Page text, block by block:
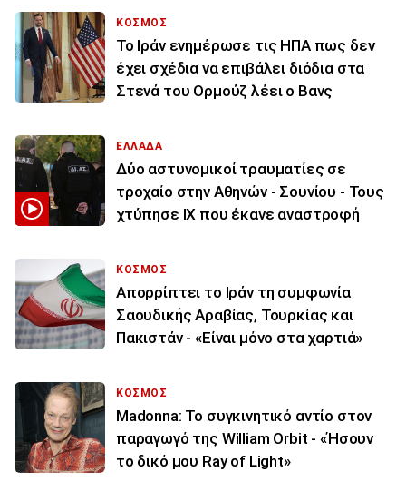
ΚΟΣΜΟΣ
To Ιράν ενημέρωσε τις ΗΠΑ πως δεν
έχει σχέδια να επιβάλει διόδια στα
Στενά του Ορμούζ λέει ο Βανς
ΕΛΛΑΔΑ
Δύο αστυνομικοί τραυματίες σε
τροχαίο στην Αθηνών - Σουνίου - Τους
χτύπησε ΙΧ που έκανε αναστροφή
ΚΟΣΜΟΣ
Απορρίπτει το Ιράν τη συμφωνία
Σαουδικής Αραβίας, Τουρκίας και
Πακιστάν - «Είναι μόνο στα χαρτιά»
ΚΟΣΜΟΣ
Madonna: Το συγκινητικό αντίο στον
παραγωγό της William Orbit - «Ήσουν
το δικό μου Ray of Light»